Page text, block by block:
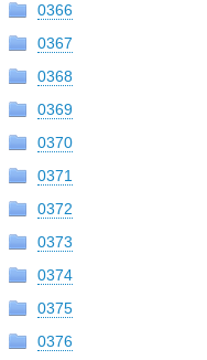
0366
0367
0368
0369
0370
0371
0372
0373
0374
0375
0376